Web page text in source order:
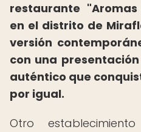
restaurante
en el distrito de
versión
con una
auténtico que
por igual.
Otro